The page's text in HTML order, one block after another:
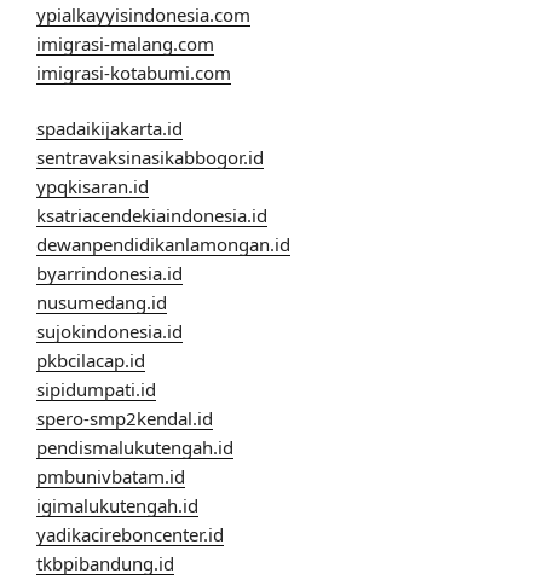
ypialkayyisindonesia.com
imigrasi-malang.com
imigrasi-kotabumi.com
spadaikijakarta.id
sentravaksinasikabbogor.id
ypqkisaran.id
ksatriacendekiaindonesia.id
dewanpendidikanlamongan.id
byarrindonesia.id
nusumedang.id
sujokindonesia.id
pkbcilacap.id
sipidumpati.id
spero-smp2kendal.id
pendismalukutengah.id
pmbunivbatam.id
igimalukutengah.id
yadikacireboncenter.id
tkbpibandung.id